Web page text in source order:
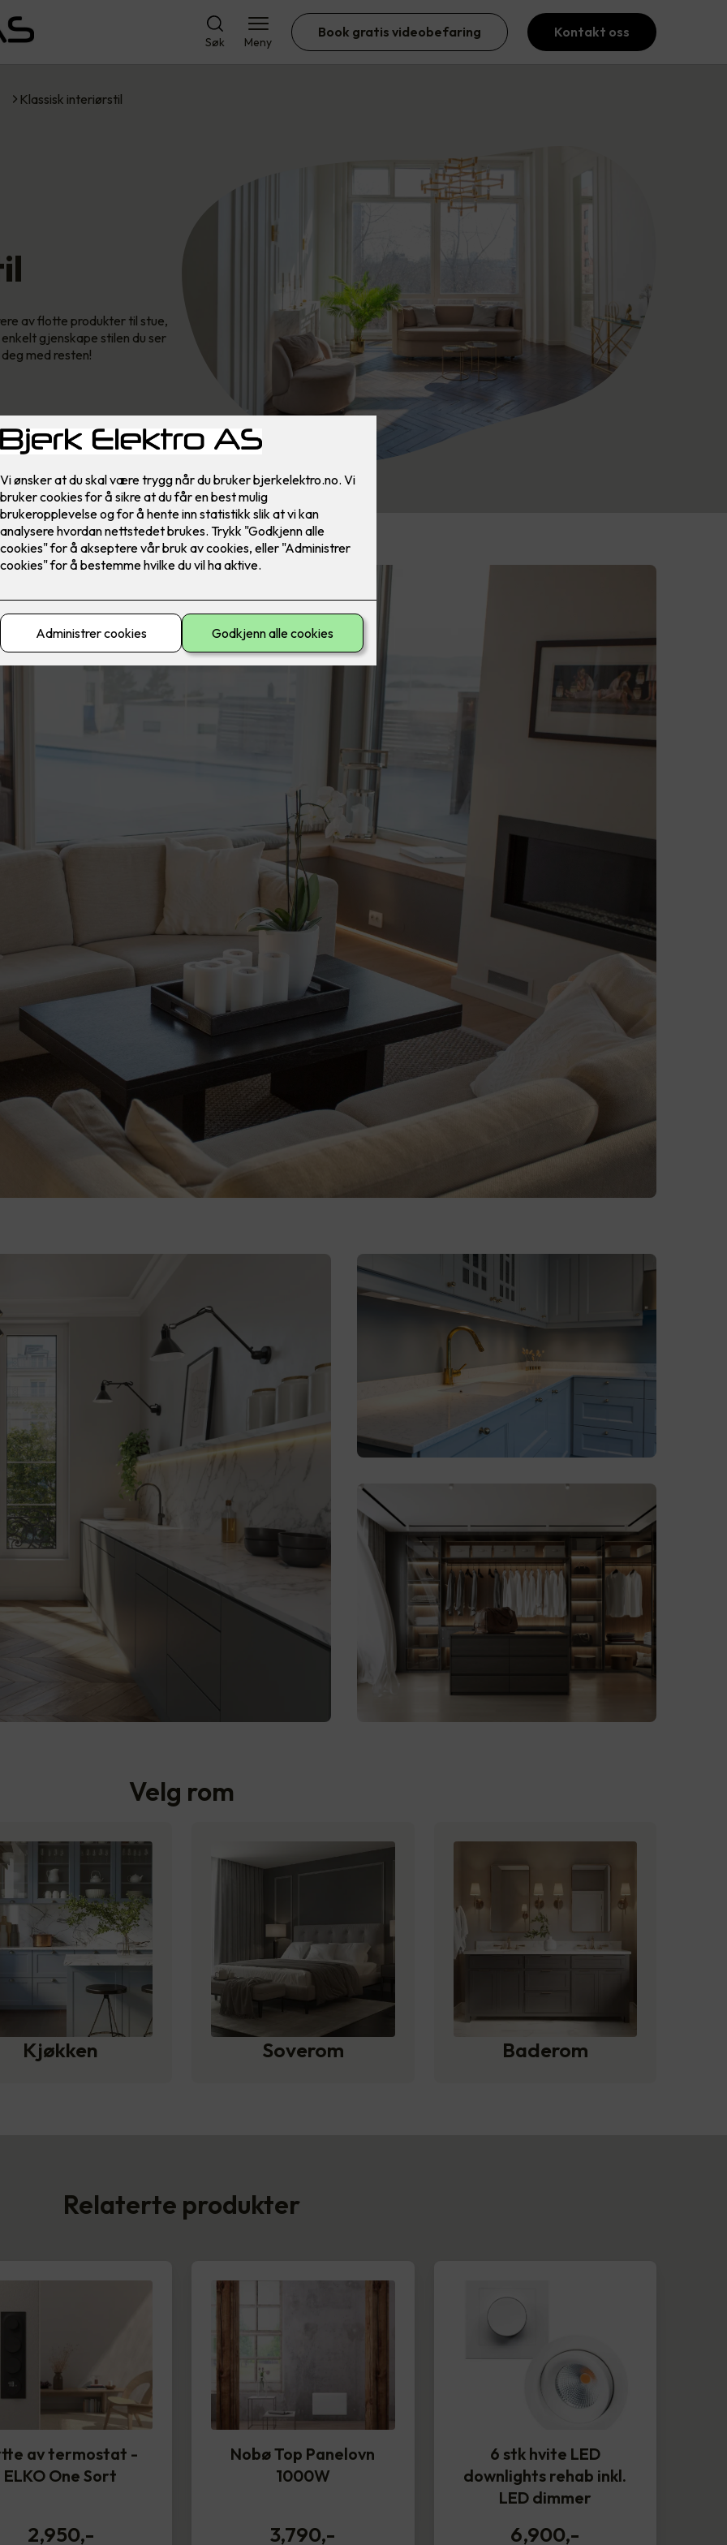
Søk Meny
Book gratis videobefaring Kontakt oss
Klassisk interiørstil
av flotte produkter til stue,
gjenskape stilen du ser
med resten!
Velg rom
Kjøkken Soverom Baderom
Relaterte produkter
av termostat -
ELKO One Sort
2,950,-
Nobø Top Panelovn
1000W
3,790,-
6 stk hvite LED
downlights rehab inkl.
LED dimmer
6,900,-